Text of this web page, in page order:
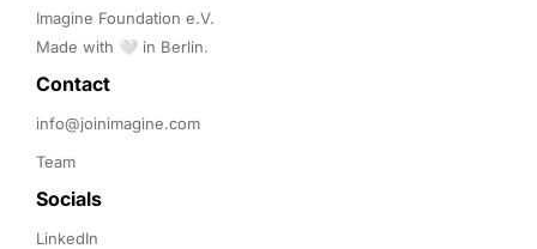
Imagine Foundation e.V.
Made with 🤍 in Berlin.
Contact
info@joinimagine.com
Team
Socials
LinkedIn